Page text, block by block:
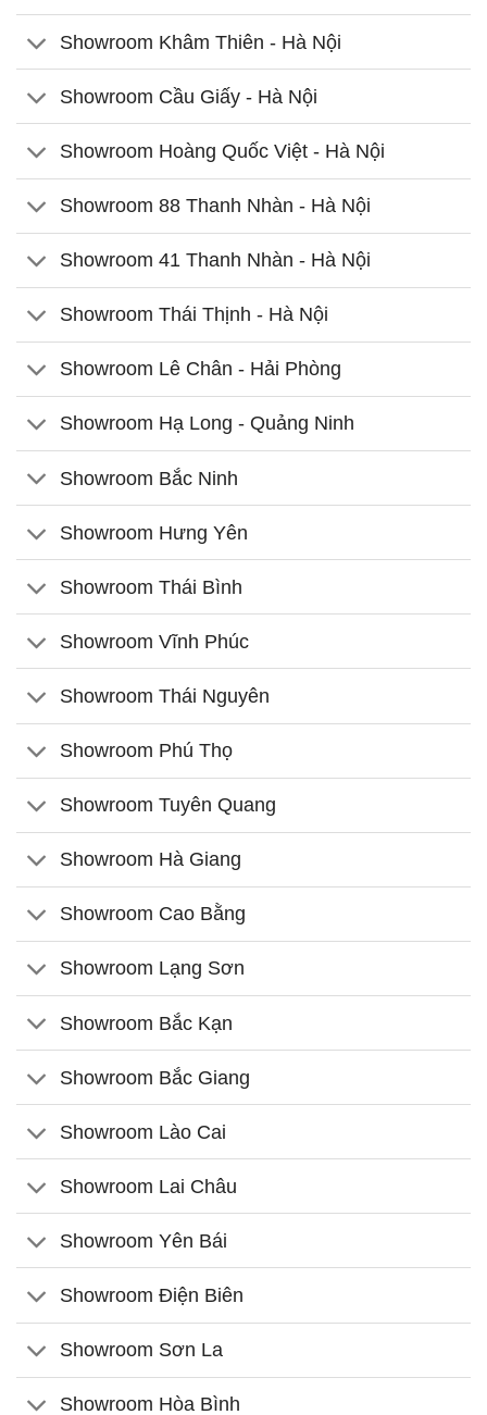
Showroom Khâm Thiên - Hà Nội
Showroom Cầu Giấy - Hà Nội
Showroom Hoàng Quốc Việt - Hà Nội
Showroom 88 Thanh Nhàn - Hà Nội
Showroom 41 Thanh Nhàn - Hà Nội
Showroom Thái Thịnh - Hà Nội
Showroom Lê Chân - Hải Phòng
Showroom Hạ Long - Quảng Ninh
Showroom Bắc Ninh
Showroom Hưng Yên
Showroom Thái Bình
Showroom Vĩnh Phúc
Showroom Thái Nguyên
Showroom Phú Thọ
Showroom Tuyên Quang
Showroom Hà Giang
Showroom Cao Bằng
Showroom Lạng Sơn
Showroom Bắc Kạn
Showroom Bắc Giang
Showroom Lào Cai
Showroom Lai Châu
Showroom Yên Bái
Showroom Điện Biên
Showroom Sơn La
Showroom Hòa Bình